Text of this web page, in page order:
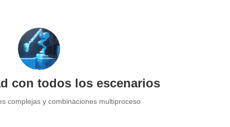
con todos los escenarios
complejas y combinaciones multiproceso